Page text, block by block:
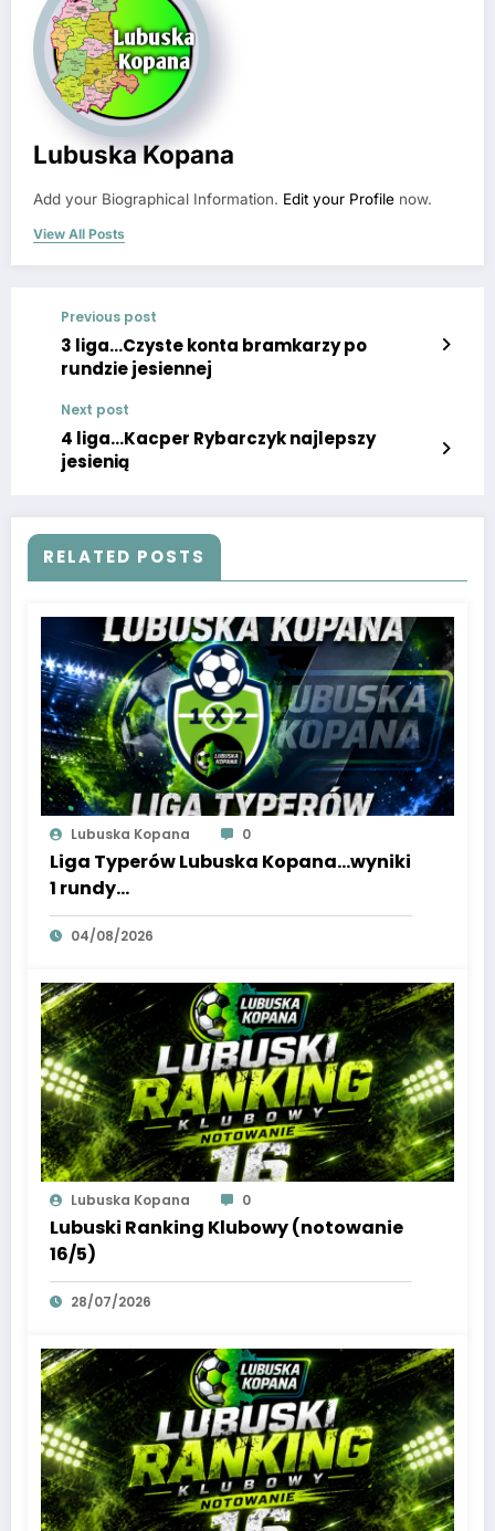
Lubuska Kopana
Add your Biographical Information. Edit your Profile now.
View All Posts
Previous post
3 liga…Czyste konta bramkarzy po
rundzie jesiennej
Next post
4 liga…Kacper Rybarczyk najlepszy
jesienią
RELATED POSTS
Lubuska Kopana 0
Liga Typerów Lubuska Kopana…wyniki
1 rundy…
04/08/2026
Lubuska Kopana 0
Lubuski Ranking Klubowy (notowanie
16/5)
28/07/2026